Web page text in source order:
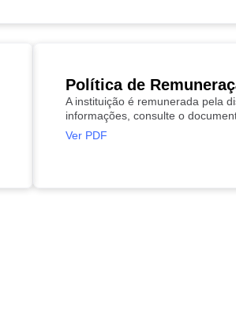
Política de
A instituição é remunerada pela
informações, consulte o
Ver PDF